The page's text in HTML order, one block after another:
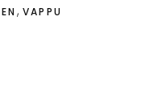
, VAPPU